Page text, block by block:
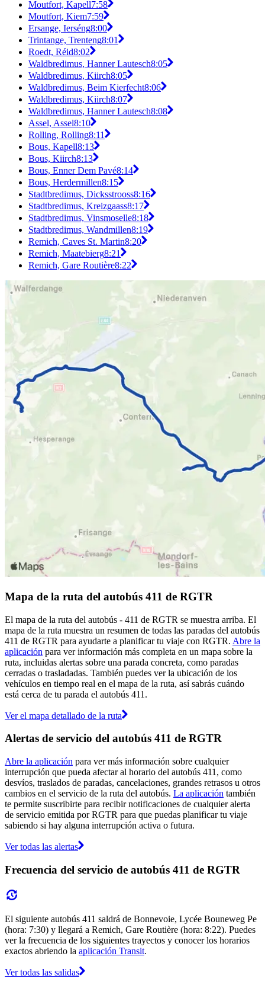
Moutfort, Kapell7:58
Moutfort, Kiem7:59
Ersange, Ierséng8:00
Trintange, Trenteng8:01
Roedt, Réid8:02
Waldbredimus, Hanner Lautesch8:05
Waldbredimus, Kiirch8:05
Waldbredimus, Beim Kierfecht8:06
Waldbredimus, Kiirch8:07
Waldbredimus, Hanner Lautesch8:08
Assel, Assel8:10
Rolling, Rolling8:11
Bous, Kapell8:13
Bous, Kiirch8:13
Bous, Enner Dem Pavé8:14
Bous, Herdermillen8:15
Stadtbredimus, Dicksstrooss8:16
Stadtbredimus, Kreizgaass8:17
Stadtbredimus, Vinsmoselle8:18
Stadtbredimus, Wandmillen8:19
Remich, Caves St. Martin8:20
Remich, Maatebierg8:21
Remich, Gare Routière8:22
Mapa de la ruta del autobús 411 de RGTR
El mapa de la ruta del autobús - 411 de RGTR se muestra arriba. El
mapa de la ruta muestra un resumen de todas las paradas del autobús
411 de RGTR para ayudarte a planificar tu viaje con RGTR. Abre la
aplicación para ver información más completa en un mapa sobre la
ruta, incluidas alertas sobre una parada concreta, como paradas
cerradas o trasladadas. También puedes ver la ubicación de los
vehículos en tiempo real en el mapa de la ruta, así sabrás cuándo
está cerca de tu parada el autobús 411.
Ver el mapa detallado de la ruta
Alertas de servicio del autobús 411 de RGTR
Abre la aplicación para ver más información sobre cualquier
interrupción que pueda afectar al horario del autobús 411, como
desvíos, traslados de paradas, cancelaciones, grandes retrasos u otros
cambios en el servicio de la ruta del autobús. La aplicación también
te permite suscribirte para recibir notificaciones de cualquier alerta
de servicio emitida por RGTR para que puedas planificar tu viaje
sabiendo si hay alguna interrupción activa o futura.
Ver todas las alertas
Frecuencia del servicio de autobús 411 de RGTR
El siguiente autobús 411 saldrá de Bonnevoie, Lycée Bouneweg Pe
(hora: 7:30) y llegará a Remich, Gare Routière (hora: 8:22). Puedes
ver la frecuencia de los siguientes trayectos y conocer los horarios
exactos abriendo la aplicación Transit.
Ver todas las salidas